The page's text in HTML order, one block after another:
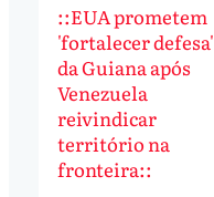
::EUA prometem
'fortalecer defesa'
da Guiana após
Venezuela
reivindicar
território na
fronteira::